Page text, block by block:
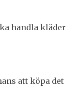
handla kläder
att köpa det